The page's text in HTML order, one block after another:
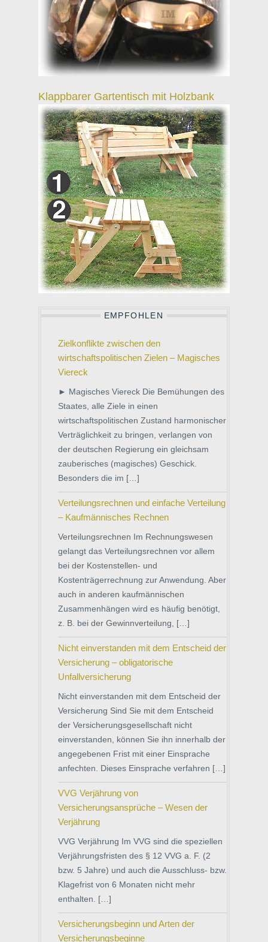
Klappbarer Gartentisch mit Holzbank
EMPFOHLEN
Zielkonflikte zwischen den
wirtschaftspolitischen Zielen – Magisches
Viereck
► Magisches Viereck Die Bemühungen des
Staates, alle Ziele in einen
wirtschaftspolitischen Zustand harmonischer
Verträglichkeit zu bringen, verlangen von
der deutschen Regierung ein gleichsam
zauberisches (magisches) Geschick.
Besonders die im […]
Verteilungsrechnen und einfache Verteilung
– Kaufmännisches Rechnen
Verteilungsrechnen Im Rechnungswesen
gelangt das Verteilungsrechnen vor allem
bei der Kostenstellen- und
Kostenträgerrechnung zur Anwendung. Aber
auch in anderen kaufmännischen
Zusammenhängen wird es häufig benötigt,
z. B. bei der Gewinnverteilung, […]
Nicht einverstanden mit dem Entscheid der
Versicherung – obligatorische
Unfallversicherung
Nicht einverstanden mit dem Entscheid der
Versicherung Sind Sie mit dem Entscheid
der Versicherungsgesellschaft nicht
einverstanden, können Sie ihn innerhalb der
angegebenen Frist mit einer Einsprache
anfechten. Dieses Einsprache verfahren […]
VVG Verjährung von
Versicherungsansprüche – Wesen der
Verjährung
VVG Verjährung Im VVG sind die speziellen
Verjährungsfristen des § 12 VVG a. F. (2
bzw. 5 Jahre) und auch die Ausschluss- bzw.
Klagefrist von 6 Monaten nicht mehr
enthalten. […]
Versicherungsbeginn und Arten der
Versicherungsbeginne